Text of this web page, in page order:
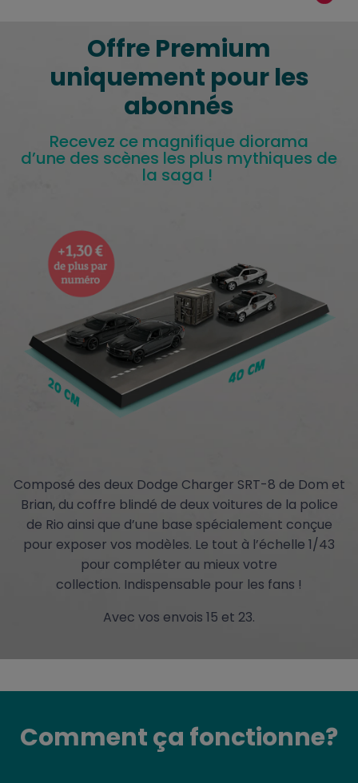
Offre Premium
uniquement pour les
abonnés
Recevez ce magnifique diorama
d’une des scènes les plus mythiques de
la saga !
Composé des deux Dodge Charger SRT-8 de Dom et
Brian, du coffre blindé de deux voitures de la police
de Rio ainsi que d’une base spécialement conçue
pour exposer vos modèles. Le tout à l’échelle 1/43
pour compléter au mieux votre
collection. Indispensable pour les fans !
Avec vos envois 15 et 23.
Comment ça fonctionne?